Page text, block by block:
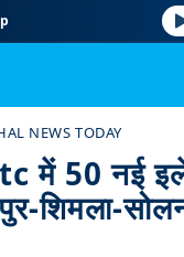
NEWS TODAY
में 50 नई
शिमला-